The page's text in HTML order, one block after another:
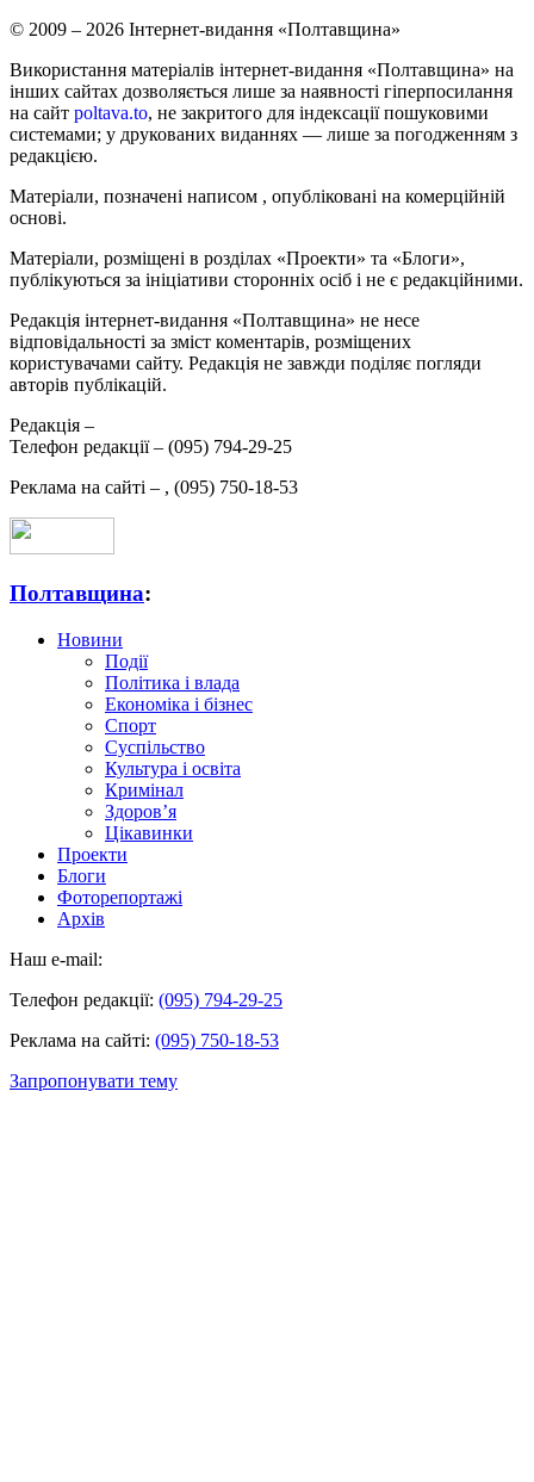
© 2009 – 2026 Інтернет-видання «Полтавщина»
Використання матеріалів інтернет-видання «Полтавщина» на
інших сайтах дозволяється лише за наявності гіперпосилання
на сайт poltava.to, не закритого для індексації пошуковими
системами; у друкованих виданнях — лише за погодженням з
редакцією.
Матеріали, позначені написом , опубліковані на комерційній
основі.
Матеріали, розміщені в розділах «Проекти» та «Блоги»,
публікуються за ініціативи сторонніх осіб і не є редакційними.
Редакція інтернет-видання «Полтавщина» не несе
відповідальності за зміст коментарів, розміщених
користувачами сайту. Редакція не завжди поділяє погляди
авторів публікацій.
Редакція –
Телефон редакції – (095) 794-29-25
Реклама на сайті – , (095) 750-18-53
Полтавщина:
Новини
Події
Політика і влада
Економіка і бізнес
Спорт
Суспільство
Культура і освіта
Кримінал
Здоров’я
Цікавинки
Проекти
Блоги
Фоторепортажі
Архів
Наш e-mail:
Телефон редакції: (095) 794-29-25
Реклама на сайті: (095) 750-18-53
Запропонувати тему